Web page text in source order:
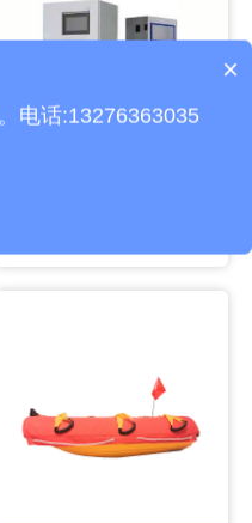
产品包含安装吗？
×
电话:13276363035